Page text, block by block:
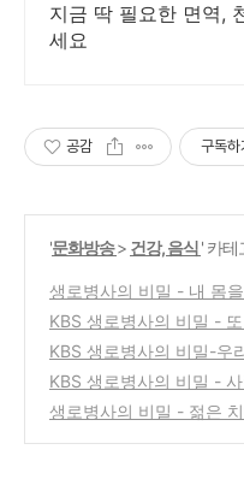
지금 딱 필요한 면역,
세요
공감 구독하
'문화방송> 건강, 음식' 카테
생로병사의 비밀 - 내 몸
병
(0)
KBS 생로병사의 비밀 -
학
(0)
KBS 생로병사의 비밀-우
자연식의 기적과 필요성
KBS 생로병사의 비밀 -
OVE
(0)
생로병사의 비밀 - 젊은